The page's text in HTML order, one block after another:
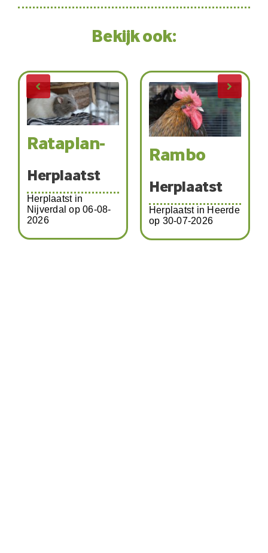
Bekijk ook:
Rataplan-
Herplaatst
Herplaatst in
Nijverdal op 06-08-
2026
Rambo
Herplaatst
Herplaatst in Heerde
op 30-07-2026